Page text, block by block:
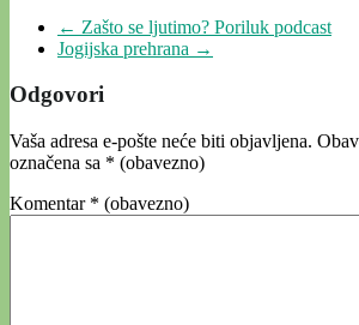
← Zašto se ljutimo? Poriluk podcast
Jogijska prehrana →
Odgovori
Vaša adresa e-pošte neće biti objavljena.
označena sa * (obavezno)
Komentar * (obavezno)